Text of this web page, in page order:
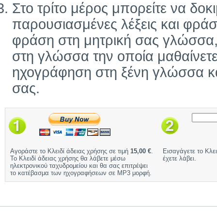
Στο τρίτο μέρος μπορείτε να
παρουσιασμένες λέξεις και
φράση στη μητρική σας
στη γλώσσα την οποία
ηχογράφηση στη ξένη γλώσσα
σας.
Αγοράστε το Κλειδί άδειας χρήσης σε τιμή 15,00 €.
Το Κλειδί άδειας χρήσης θα λάβετε μέσω
ηλεκτρονικού ταχυδρομείου και θα σας επιτρέψει
το κατέβασμα των ηχογραφήσεων σε MP3 μορφή.
Εισαγάγετε το
έχετε λάβει.